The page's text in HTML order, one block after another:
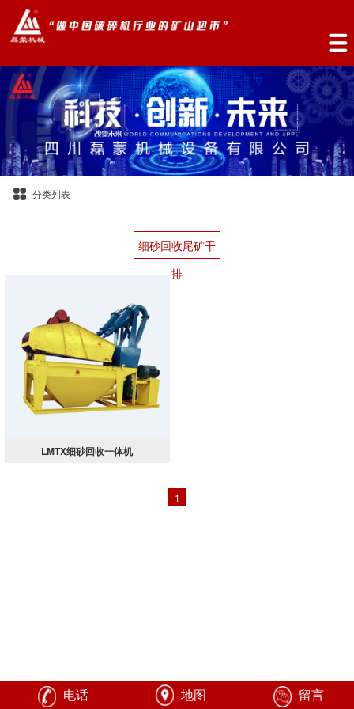
分类列表
细砂回收尾矿干
排
LMTX细砂回收一体机
1
电话 地图 留言